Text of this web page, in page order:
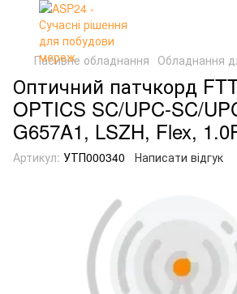
Пасивне обладнання Обладнання
Оптичний патчкорд
OPTICS SC/UPC-SC/
G657A1, LSZH, Flex,
Артикул: УТП000340 Написати відгук